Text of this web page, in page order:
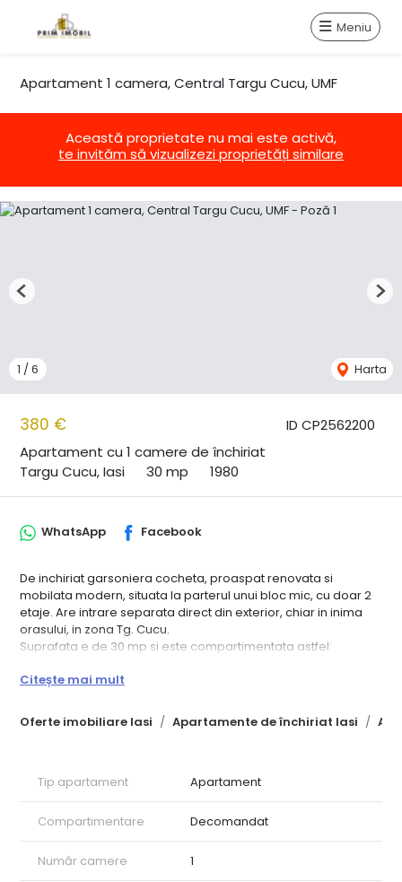
Meniu
Apartament 1 camera, Central Targu Cucu, UMF
Această proprietate nu mai este activă,
te invităm să vizualizezi proprietăți similare
ID CP2562200
380 €
Apartament cu 1 camere de închiriat
Targu Cucu, Iasi
30 mp 1980
1 / 6 Harta
Previous
Oferte imobiliare Iasi Apartamente de închiriat Iasi
WhatsApp Facebook
De inchiriat garsoniera cocheta, proaspat renovata si
mobilata modern, situata la parterul unui bloc mic, cu doar 2
etaje. Are intrare separata direct din exterior, chiar in inima
orasului, in zona Tg. Cucu.
Suprafata e de 30 mp si este compartimentata astfel:
baie cu dus
hol
Este dotata cu tot ce ai nevoie: masina de spalat, aer
o persoana sau un cuplu. Ai totul aproape — mijloace de
transport, universitati, magazine si zonele centrale ale
orasului.
Suna-ma daca vrei mai multe detalii sau vrei sa programezi o
Citește mai mult
Tip apartament Apartament
Compartimentare Decomandat
Număr camere 1